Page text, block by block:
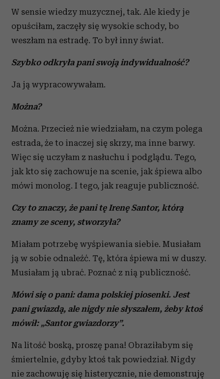
W sensie wiedzy muzycznej, tak. Ale kiedy je
opuściłam, zaczęły się wysokie schody, bo
weszłam na estradę. To był inny świat.
Szybko odkryła pani swoją indywidualność?
Ja ją wypracowywałam.
Można?
Można. Przecież nie wiedziałam, na czym polega
estrada, że to inaczej się skrzy, ma inne barwy.
Więc się uczyłam z nasłuchu i podglądu. Tego,
jak kto się zachowuje na scenie, jak śpiewa albo
mówi monolog. I tego, jak reaguje publiczność.
Czy to znaczy, że pani tę Irenę Santor, którą
znamy ze sceny, stworzyła?
Miałam potrzebę wyśpiewania siebie. Musiałam
ją w sobie odnaleźć. Tę, która śpiewa mi w duszy.
Musiałam ją ubrać. Poznać z nią publiczność.
Mówi się o pani: dama polskiej piosenki. Jest
pani gwiazdą, ale nigdy nie słyszałem, żeby ktoś
mówił: „Santor gwiazdorzy”.
Na litość boską, proszę pana! Obraziłabym się
śmiertelnie, gdyby ktoś tak powiedział. Nigdy
nie zachowuję się histerycznie, nie demonstruję